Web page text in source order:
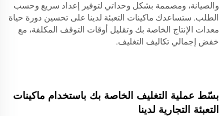
والصيانة، ومصممة بشكل وحداتي لتوفير إعداد سريع وحسب
الطلب. ستساعدك ماكينات التعبئة لدينا على تحسين دورة حياة
معدات الإنتاج الخاصة بك وتقليل أوقات التوقف المكلفة، مع
خفض إجمالي تكاليف التغليف.
بسّط عملية التغليف الخاصة بك باستخدام ماكينات
التعبئة التجارية لدينا